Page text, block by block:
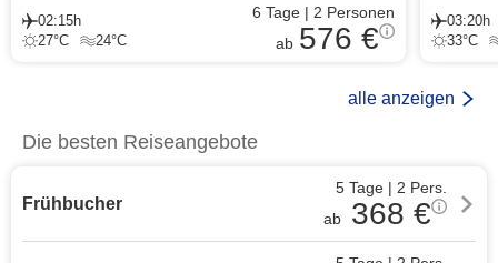
02:15h
27°C 24°C
6 Tage| 2 Personen
ab 576 €
03:20h
33°C
alle anzeigen
Die besten Reiseangebote
Frühbucher
5 Tage | 2 Pers.
ab
368 €